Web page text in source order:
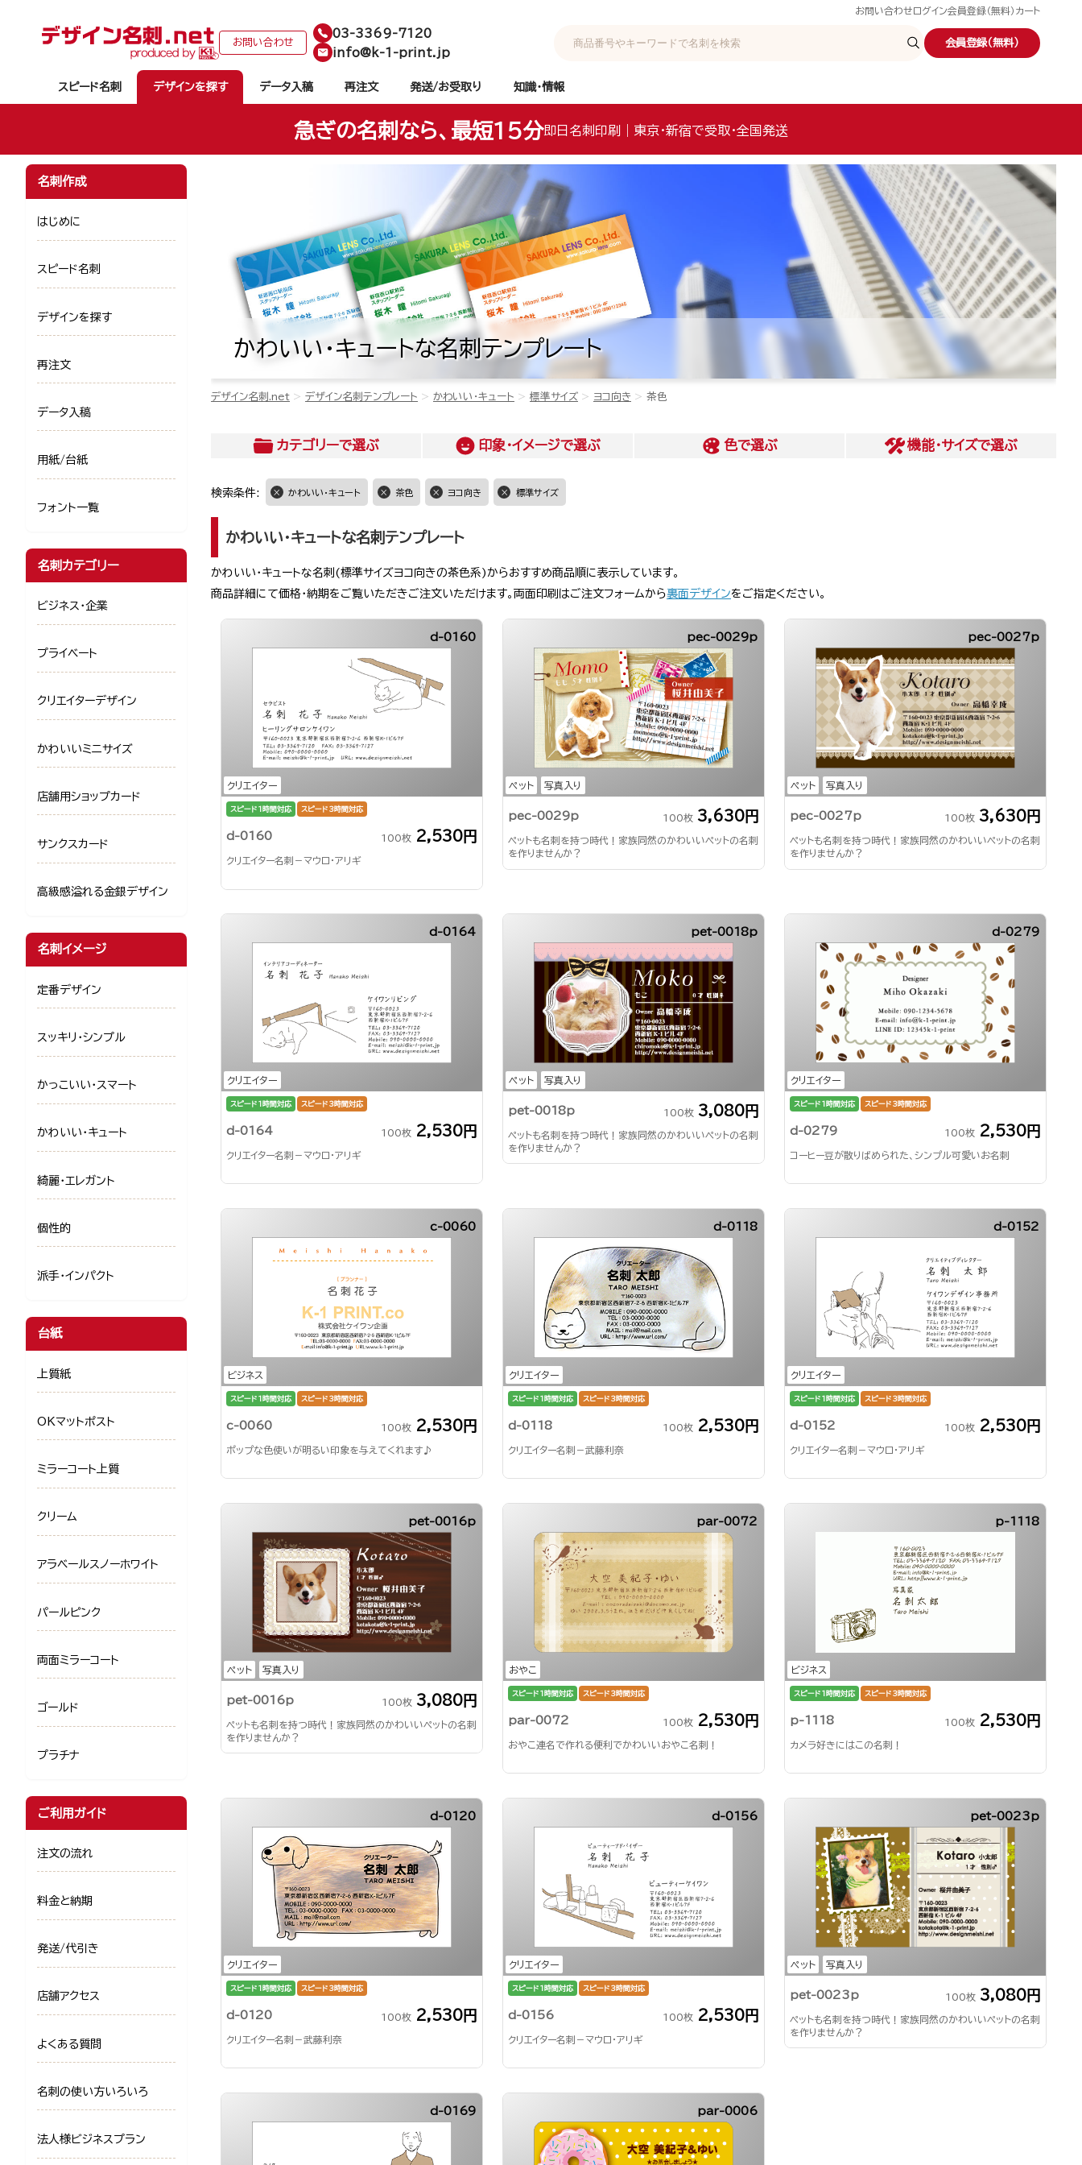
お問い合わせ ログイン会員登録（無料） カート
お問い合わせ
03-3369-7120
info@k-1-print.jp
会員登録（無料）
スピード名刺 デザインを探す データ入稿 再注文 発送/お受取り 知識・情報
急ぎの名刺なら、最短15分即日名刺印刷｜東京・新宿で受取・全国発送
かわいい・キュートな名刺テンプレート
デザイン名刺.net デザイン名刺テンプレート かわいい・キュート 標準サイズ ヨコ向き 茶色
カテゴリーで選ぶ 印象・イメージで選ぶ 色で選ぶ 機能・サイズで選ぶ
検索条件: かわいい・キュート 茶色 ヨコ向き 標準サイズ
かわいい・キュートな名刺テンプレート
かわいい・キュートな名刺(標準サイズヨコ向きの茶色系)からおすすめ商品順に表示しています。
商品詳細にて価格・納期をご覧いただきご注文いただけます。両面印刷はご注文フォームから裏面デザインをご指定ください。
クリエイター
d-0160
スピード1時間対応 スピード3時間対応
d-0160 100枚 2,530円
クリエイター名刺－マウロ・アリギ
ペット 写真入り
pec-0029p
pec-0029p 100枚 3,630円
ペットも名刺を持つ時代！家族同然のかわいいペットの名刺
を作りませんか？
ペット 写真入り
pec-0027p
pec-0027p 100枚 3,630円
ペットも名刺を持つ時代！家族同然のかわいいペットの名刺
を作りませんか？
クリエイター
d-0164
スピード1時間対応 スピード3時間対応
d-0164 100枚 2,530円
クリエイター名刺－マウロ・アリギ
ペット 写真入り
pet-0018p
pet-0018p 100枚 3,080円
ペットも名刺を持つ時代！家族同然のかわいいペットの名刺
を作りませんか？
クリエイター
d-0279
スピード1時間対応 スピード3時間対応
d-0279 100枚 2,530円
コーヒー豆が散りばめられた、シンプル可愛いお名刺
ビジネス
c-0060
スピード1時間対応 スピード3時間対応
c-0060 100枚 2,530円
ポップな色使いが明るい印象を与えてくれます♪
クリエイター
d-0118
スピード1時間対応 スピード3時間対応
d-0118 100枚 2,530円
クリエイター名刺－武藤利奈
クリエイター
d-0152
スピード1時間対応 スピード3時間対応
d-0152 100枚 2,530円
クリエイター名刺－マウロ・アリギ
ペット 写真入り
pet-0016p
pet-0016p 100枚 3,080円
ペットも名刺を持つ時代！家族同然のかわいいペットの名刺
を作りませんか？
おやこ
par-0072
スピード1時間対応 スピード3時間対応
par-0072 100枚 2,530円
おやこ連名で作れる便利でかわいいおやこ名刺！
ビジネス
p-1118
スピード1時間対応 スピード3時間対応
p-1118 100枚 2,530円
カメラ好きにはこの名刺！
クリエイター
d-0120
スピード1時間対応 スピード3時間対応
d-0120 100枚 2,530円
クリエイター名刺－武藤利奈
クリエイター
d-0156
スピード1時間対応 スピード3時間対応
d-0156 100枚 2,530円
クリエイター名刺－マウロ・アリギ
ペット 写真入り
pet-0023p
pet-0023p 100枚 3,080円
ペットも名刺を持つ時代！家族同然のかわいいペットの名刺
を作りませんか？
d-0169 par-0006
名刺作成
はじめに
スピード名刺
デザインを探す
再注文
データ入稿
用紙/台紙
フォント一覧
名刺カテゴリー
ビジネス・企業
プライベート
クリエイターデザイン
かわいいミニサイズ
店舗用ショップカード
サンクスカード
高級感溢れる金銀デザイン
名刺イメージ
定番デザイン
スッキリ・シンプル
かっこいい・スマート
かわいい・キュート
綺麗・エレガント
個性的
派手・インパクト
台紙
上質紙
OKマットポスト
ミラーコート上質
クリーム
アラベールスノーホワイト
パールピンク
両面ミラーコート
ゴールド
プラチナ
ご利用ガイド
注文の流れ
料金と納期
発送/代引き
店舗アクセス
よくある質問
名刺の使い方いろいろ
法人様ビジネスプラン